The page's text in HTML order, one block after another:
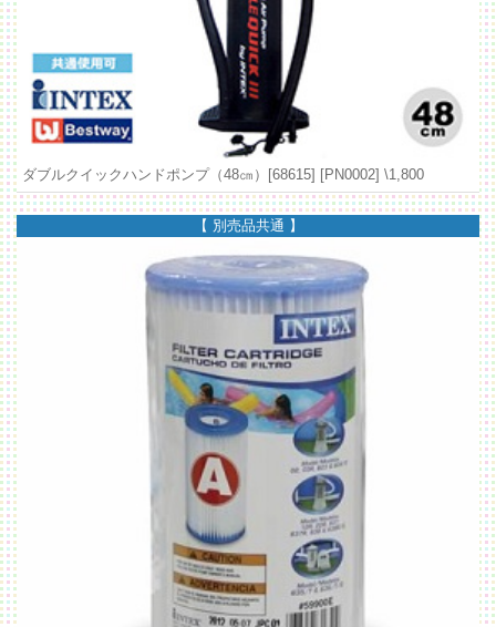
ダブルクイックハンドポンプ（48㎝）[68615] [PN0002] \1,800
【 別売品共通 】